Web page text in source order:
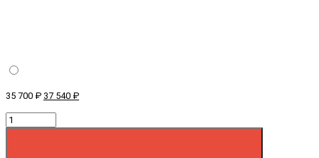
35 700 ₽ 37 540 ₽